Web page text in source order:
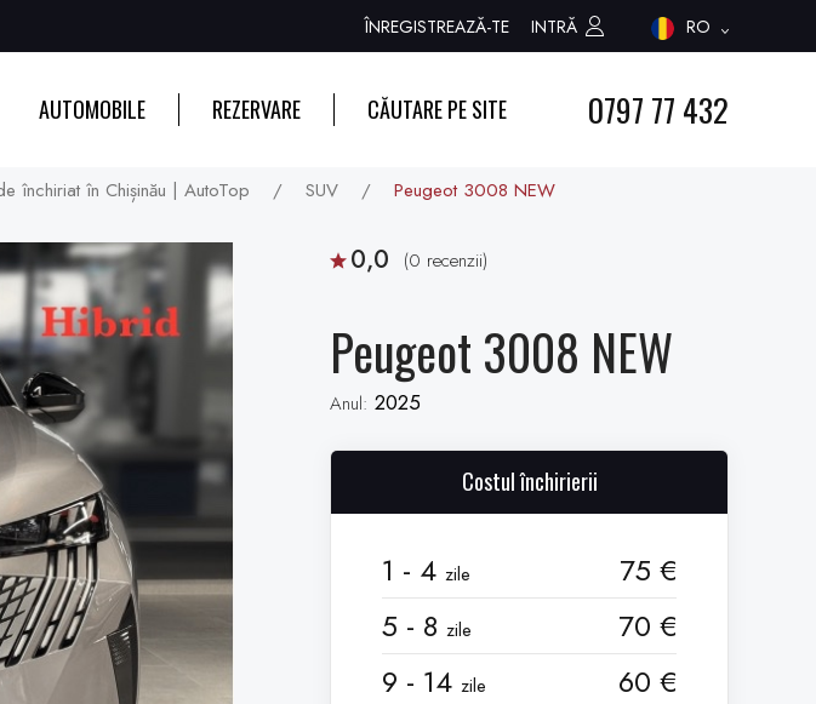
ÎNREGISTREAZĂ-TE INTRĂ RO
AUTOMOBILE
SUV
BUSINESS
REZERVARE CĂUTARE PE SITE 0797 77 432
închiriat în Chișinău | AutoTop / SUV / Peugeot 3008 NEW
0,0 (0 recenzii)
Peugeot 3008 NEW
Anul: 2025
Costul închirierii
1 - 4 zile
75 €
5 - 8 zile
70 €
9 - 14 zile
60 €